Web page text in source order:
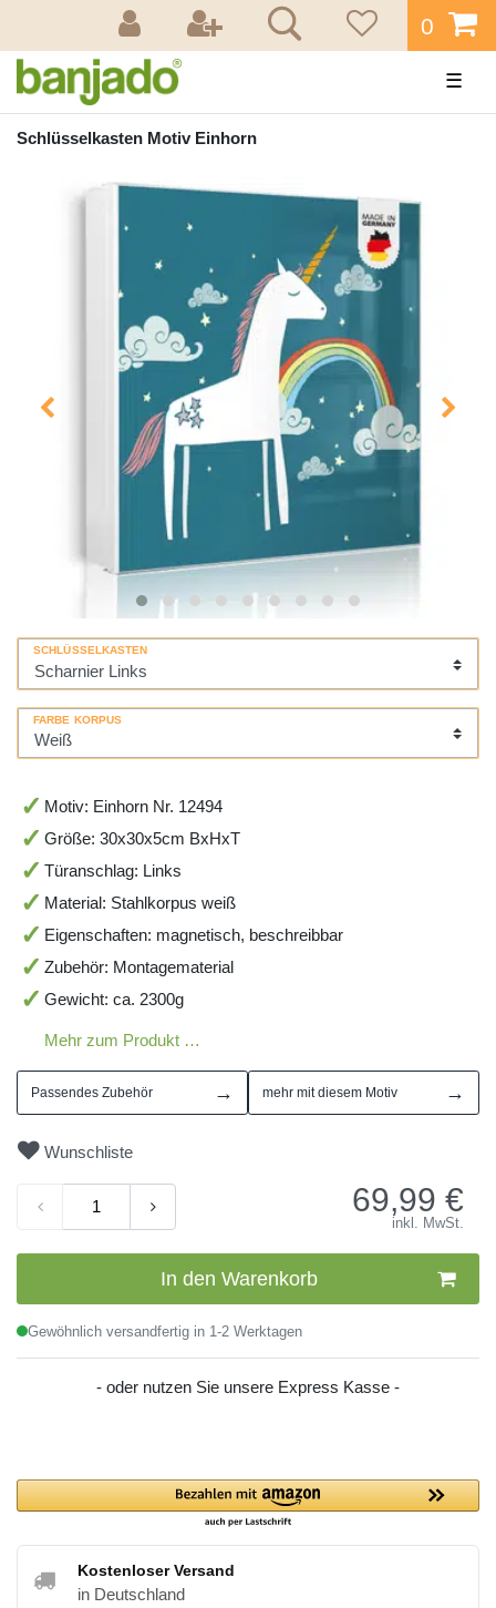
0
☰
Schlüsselkasten Motiv Einhorn
SCHLÜSSELKASTEN
FARBE KORPUS
Motiv: Einhorn Nr. 12494
Größe: 30x30x5cm BxHxT
Türanschlag: Links
Material: Stahlkorpus weiß
Eigenschaften: magnetisch, beschreibbar
Zubehör: Montagematerial
Gewicht: ca. 2300g
Mehr zum Produkt …
Passendes Zubehör → mehr mit diesem Motiv →
Wunschliste
69,99 €
inkl. MwSt.
In den Warenkorb
Gewöhnlich versandfertig in 1-2 Werktagen
- oder nutzen Sie unsere Express Kasse -
Kostenloser Versand
in Deutschland